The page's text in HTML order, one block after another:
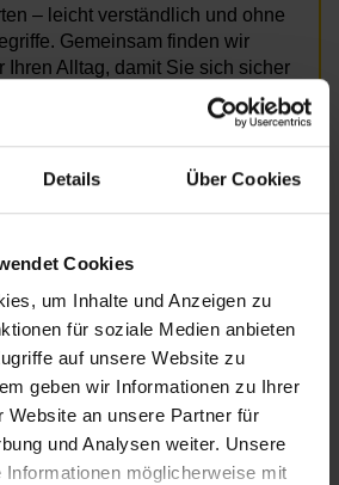
Details Über Cookies
Cookies
um Inhalte und Anzeigen zu
für soziale Medien anbieten
auf unsere Website zu
geben wir Informationen zu Ihrer
Website an unsere Partner für
und Analysen weiter. Unsere
Informationen möglicherweise mit
– leicht verständlich und ohne
Gemeinsam finden wir
Ihren Alltag, damit Sie sich sicher
Ihre Gesundheit bewusst zu
auch ohne Termin. Dienstags von
Veranstaltung
28.07.2026,12.30 - 15.30
08